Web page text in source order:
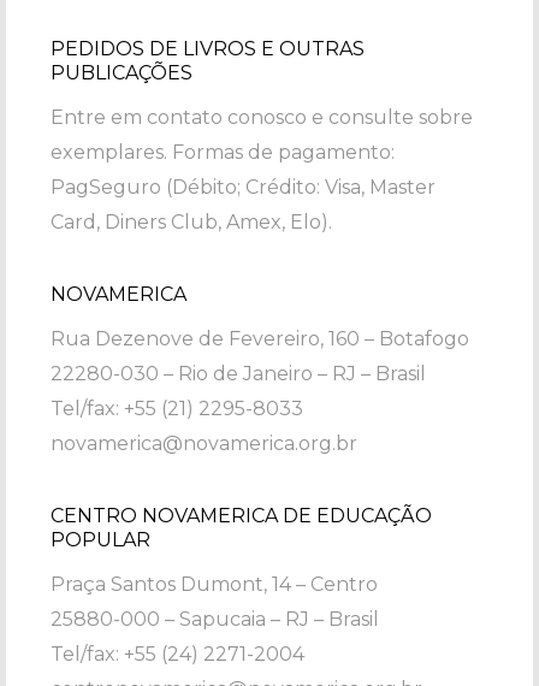
PEDIDOS DE LIVROS E OUTRAS
PUBLICAÇÕES
Entre em contato conosco e consulte sobre
exemplares. Formas de pagamento:
PagSeguro (Débito; Crédito: Visa, Master
Card, Diners Club, Amex, Elo).
NOVAMERICA
Rua Dezenove de Fevereiro, 160 – Botafogo
22280-030 – Rio de Janeiro – RJ – Brasil
Tel/fax: +55 (21) 2295-8033
novamerica@novamerica.org.br
CENTRO NOVAMERICA DE EDUCAÇÃO
POPULAR
Praça Santos Dumont, 14 – Centro
25880-000 – Sapucaia – RJ – Brasil
Tel/fax: +55 (24) 2271-2004